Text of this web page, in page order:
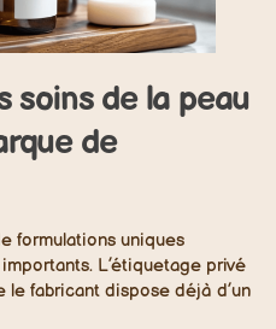
soins de la peau
de
formulations uniques
L’étiquetage privé
fabricant dispose déjà d’un